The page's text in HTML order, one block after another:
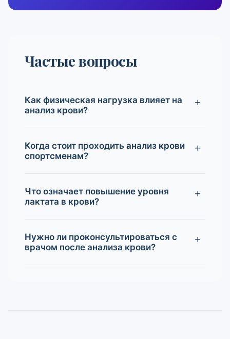
Частые вопросы
Как физическая нагрузка влияет на
анализ крови?
Когда стоит проходить анализ крови
спортсменам?
Что означает повышение уровня
лактата в крови?
Нужно ли проконсультироваться с
врачом после анализа крови?